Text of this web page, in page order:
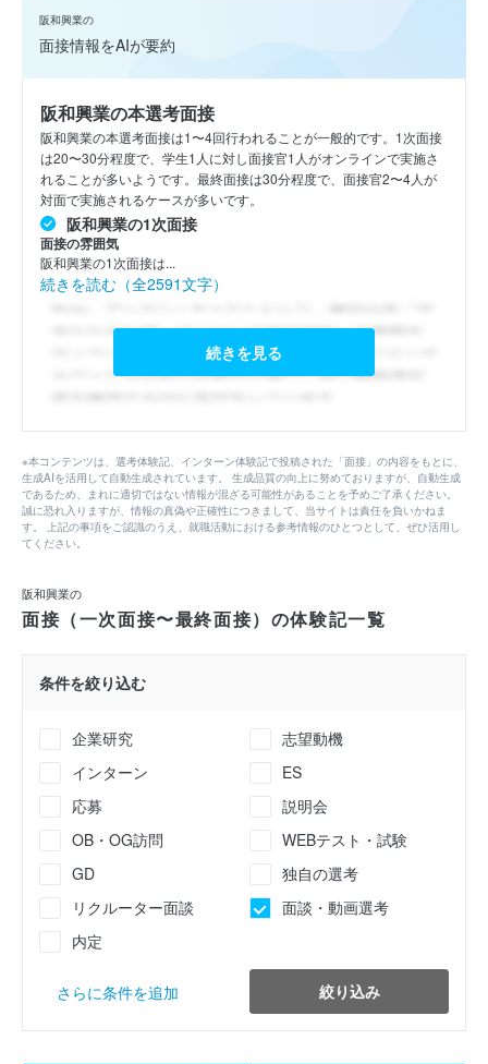
阪和興業の
面接情報をAIが要約
阪和興業の本選考面接
阪和興業の本選考面接は1〜4回行われることが一般的です。1次面接
は20〜30分程度で、学生1人に対し面接官1人がオンラインで実施さ
れることが多いようです。最終面接は30分程度で、面接官2〜4人が
対面で実施されるケースが多いです。
阪和興業の1次面接
面接の雰囲気
阪和興業の1次面接は...
続きを読む（全2591文字）
続きを見る
※本コンテンツは、選考体験記、インターン体験記で投稿された「面接」の内容をもとに、
生成AIを活用して自動生成されています。 生成品質の向上に努めておりますが、自動生成
であるため、まれに適切ではない情報が混ざる可能性があることを予めご了承ください。
誠に恐れ入りますが、情報の真偽や正確性につきまして、当サイトは責任を負いかねま
す。 上記の事項をご認識のうえ、就職活動における参考情報のひとつとして、ぜひ活用し
てください。
阪和興業の
面接（一次面接〜最終面接）の体験記一覧
条件を絞り込む
企業研究
志望動機
インターン
ES
応募
説明会
OB・OG訪問
WEBテスト・試験
GD
独自の選考
リクルーター面談
面談・動画選考
内定
さらに条件を追加 絞り込み